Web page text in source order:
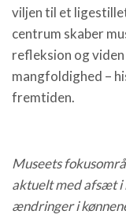
viljen til et
centrum skaber
refleksion og
mangfoldighed –
fremtiden.
Museets
aktuelt med afsæt
ændringer i